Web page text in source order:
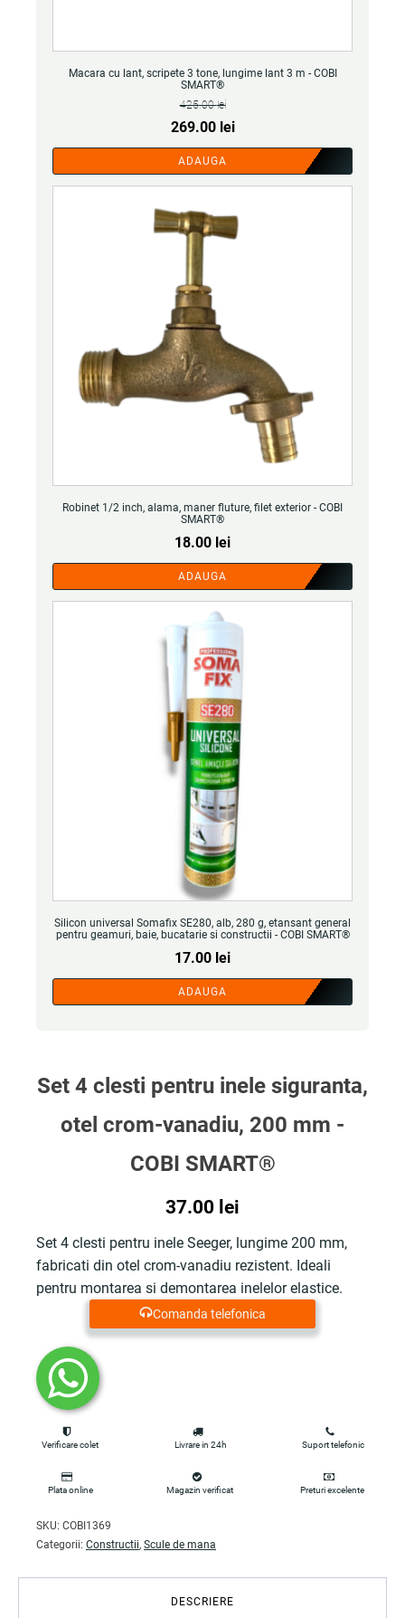
Macara cu lant, scripete 3 tone, lungime lant 3 m - COBI
SMART®
425.00lei
Prețul
inițial
a
425.00 lei.
269.00 leiPrețul
curent
este:
ADAUGA
Robinet 1/2 inch, alama, maner fluture, filet exterior - COBI
SMART®
18.00 lei
ADAUGA
Silicon universal Somafix SE280, alb, 280 g, etansant general
pentru geamuri, baie, bucatarie si constructii - COBI SMART®
17.00 lei
ADAUGA
Set 4 clesti pentru inele siguranta,
otel crom-vanadiu, 200 mm -
COBI SMART®
37.00 lei
Set 4 clesti pentru inele Seeger, lungime 200 mm,
fabricati din otel crom-vanadiu rezistent. Ideali
pentru montarea si demontarea inelelor elastice.
Comanda telefonica
Verificare colet Livrare in 24h Suport telefonic
Plata online Magazin verificat Preturi excelente
SKU: COBI1369
Categorii: Constructii, Scule de mana
DESCRIERE